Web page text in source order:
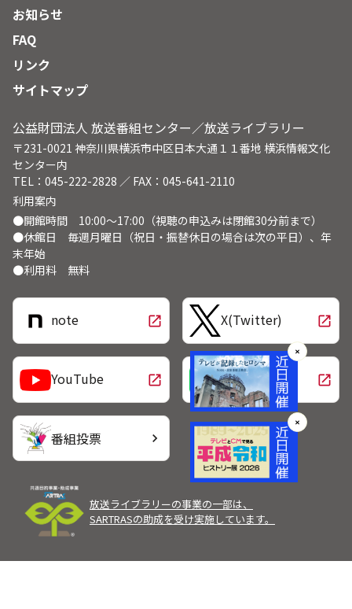
お知らせ
FAQ
リンク
サイトマップ
公益財団法人 放送番組センター／放送ライブラリー
〒231-0021 神奈川県横浜市中区日本大通１１番地 横浜情報文化
センター内
TEL：045-222-2828 ／ FAX：045-641-2110
利用案内
●開館時間 10:00～17:00（視聴の申込みは閉館30分前まで）
●休館日 毎週月曜日（祝日・振替休日の場合は次の平日）、年
末年始
●利用料 無料
note open_in_new X(Twitter) open_in_new
YouTube open_in_new LINE open_in_new
番組投票 chevron_right
放送ライブラリーの事業の一部は、
SARTRASの助成を受け実施しています。
✕
✕